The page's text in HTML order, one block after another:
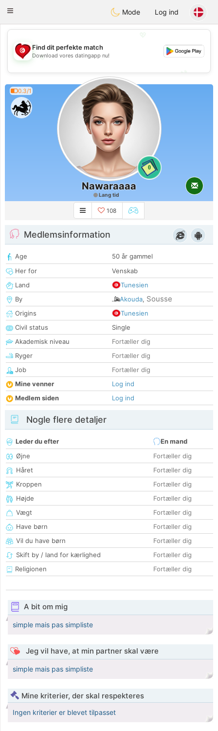
Tunisia Dating
Toggle
Mode Log ind
💖
💕
💕
Find dit perfekte match
Download vores datingapp nu!
0.3/1
0
Nawaraaaa
Lang tid
108
Medlemsinformation
Age
50 år gammel
Her for
Venskab
Land
Tunesien
By
Akouda, Sousse
Origins
Tunesien
Civil status
Single
Akademisk niveau
Fortæller dig
Ryger
Fortæller dig
Job
Fortæller dig
Mine venner
Log ind
Medlem siden
Log ind
Nogle flere detaljer
Leder du efter
En mand
Øjne
Fortæller dig
Håret
Fortæller dig
Kroppen
Fortæller dig
Højde
Fortæller dig
Vægt
Fortæller dig
Have børn
Fortæller dig
Vil du have børn
Fortæller dig
Skift by / land for kærlighed
Fortæller dig
Religionen
Fortæller dig
A bit om mig
simple mais pas simpliste
Jeg vil have, at min partner skal være
simple mais pas simpliste
Mine kriterier, der skal respekteres
Ingen kriterier er blevet tilpasset